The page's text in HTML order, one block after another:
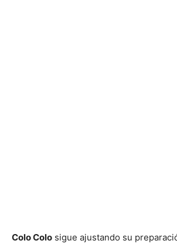
Colo Colo sigue ajustando su